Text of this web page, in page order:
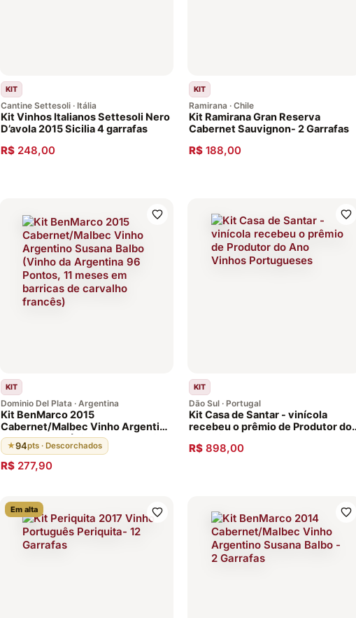
KIT
Cantine Settesoli · Itália
Kit Vinhos Italianos Settesoli Nero
D’avola 2015 Sicilia 4 garrafas
R$ 248,00
KIT
Ramirana · Chile
Kit Ramirana Gran Reserva
Cabernet Sauvignon- 2 Garrafas
R$ 188,00
KIT
Dominio Del Plata · Argentina
Kit BenMarco 2015
Cabernet/Malbec Vinho Argentino
Susana Balbo (Vinho da Argentina
96 Pontos, 11 meses em barricas
de carvalho francês)
★94pts · Descorchados
R$ 277,90
KIT
Dão Sul · Portugal
Kit Casa de Santar - vinícola
recebeu o prêmio de Produtor do
R$ 898,00
Em alta